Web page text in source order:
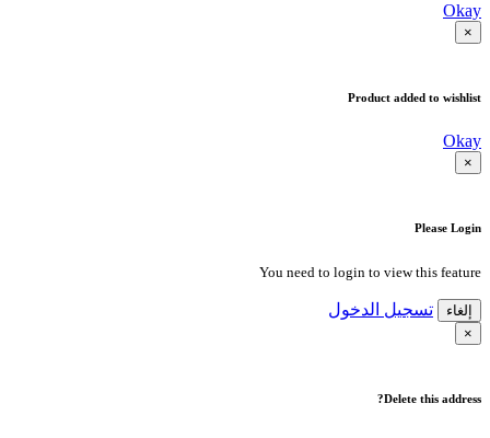
Okay
×
Product added to wishlist
Okay
×
Please Login
You need to login to view this feature
إلغاء تسجيل الدخول
×
Delete this address?